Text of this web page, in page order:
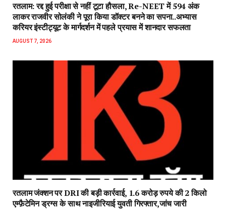
रतलाम: रद्द हुई परीक्षा से नहीं टूटा हौसला, Re-NEET में 594 अंक
लाकर राजवीर सोलंकी ने पूरा किया डॉक्टर बनने का सपना..अभ्यास
करियर इंस्टीट्यूट के मार्गदर्शन में पहले प्रयास में शानदार सफलता
AUGUST 7, 2026
रतलाम जंक्शन पर DRI की बड़ी कार्रवाई, 1.6 करोड़ रुपये की 2 किलो
एम्फ़ैटेमिन ड्रग्स के साथ नाइजीरियाई युवती गिरफ्तार,जांच जारी